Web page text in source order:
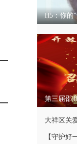
H5：你的
第三届邵
大祥区关
【守护好